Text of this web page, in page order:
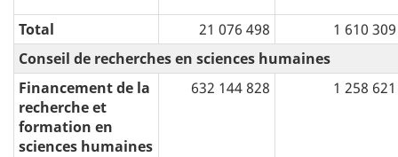
Total 21 076 498
1 610 309
Conseil de recherches en sciences humaines
Financement de la
recherche et
formation en
sciences humaines
632 144 828 1 258 621